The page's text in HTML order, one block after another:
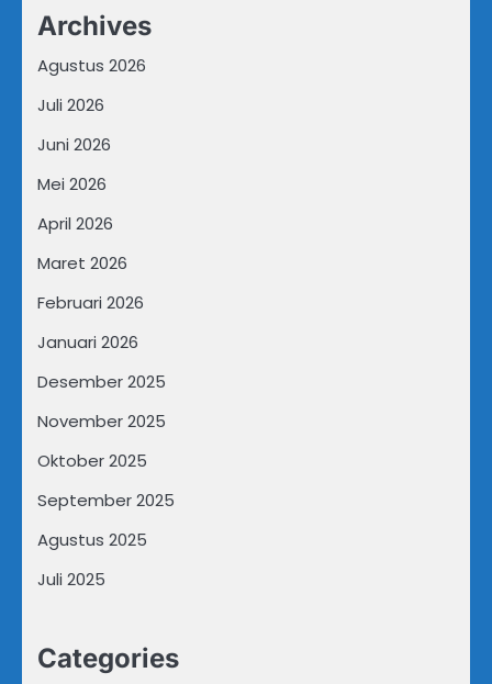
Archives
Agustus 2026
Juli 2026
Juni 2026
Mei 2026
April 2026
Maret 2026
Februari 2026
Januari 2026
Desember 2025
November 2025
Oktober 2025
September 2025
Agustus 2025
Juli 2025
Categories